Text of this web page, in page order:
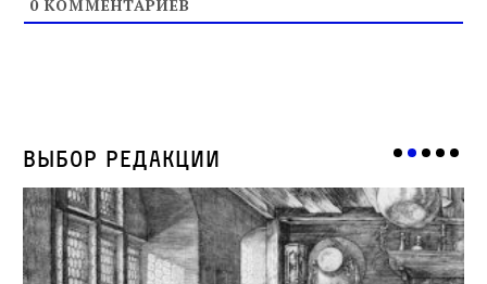
0 КОММЕНТАРИЕВ
Выбор редакции